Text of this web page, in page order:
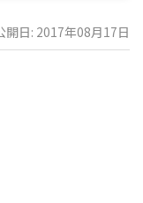
開日: 2017年08月17日